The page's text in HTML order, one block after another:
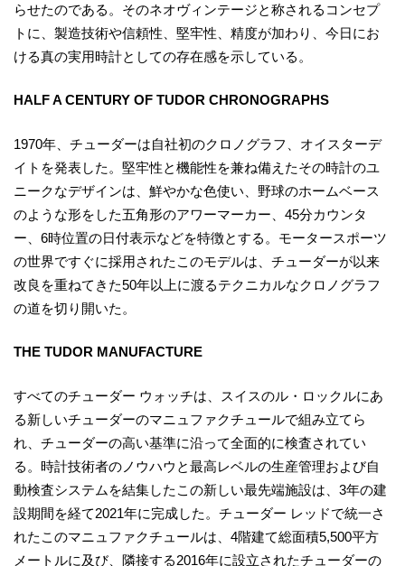
らせたのである。そのネオヴィンテージと称されるコンセプ
トに、製造技術や信頼性、堅牢性、精度が加わり、今日にお
ける真の実用時計としての存在感を示している。
HALF A CENTURY OF TUDOR CHRONOGRAPHS
1970年、チューダーは自社初のクロノグラフ、オイスターデ
イトを発表した。堅牢性と機能性を兼ね備えたその時計のユ
ニークなデザインは、鮮やかな色使い、野球のホームベース
のような形をした五角形のアワーマーカー、45分カウンタ
ー、6時位置の日付表示などを特徴とする。モータースポーツ
の世界ですぐに採用されたこのモデルは、チューダーが以来
改良を重ねてきた50年以上に渡るテクニカルなクロノグラフ
の道を切り開いた。
THE TUDOR MANUFACTURE
すべてのチューダー ウォッチは、スイスのル・ロックルにあ
る新しいチューダーのマニュファクチュールで組み立てら
れ、チューダーの高い基準に沿って全面的に検査されてい
る。時計技術者のノウハウと最高レベルの生産管理および自
動検査システムを結集したこの新しい最先端施設は、3年の建
設期間を経て2021年に完成した。チューダー レッドで統一さ
れたこのマニュファクチュールは、4階建て総面積5,500平方
メートルに及び、隣接する2016年に設立されたチューダーの